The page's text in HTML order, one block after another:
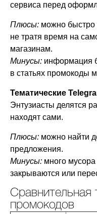
сервиса перед
Плюсы: можно быстро
не тратя время на
магазинам.
Минусы: информация
в статьях промокоды
Тематические
Энтузиасты делятся
находят сами.
Плюсы: можно найти
предложения.
Минусы: много
закрываются или
Сравнительная
промокодов